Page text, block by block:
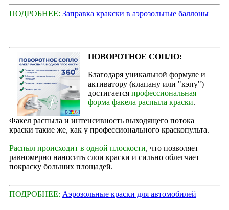
ПОДРОБНЕЕ: Заправка кракски в аэрозольные баллоны
ПОВОРОТНОЕ СОПЛО:
Благодаря уникальной формуле и
активатору (клапану или "кэпу")
достигается профессиональная
форма факела распыла краски.
Факел распыла и интенсивность выходящего потока
краски такие же, как у профессионального краскопульта.
Распыл происходит в одной плоскости, что позволяет
равномерно наносить слои краски и сильно облегчает
покраску больших площадей.
ПОДРОБНЕЕ: Аэрозольные краски для автомобилей